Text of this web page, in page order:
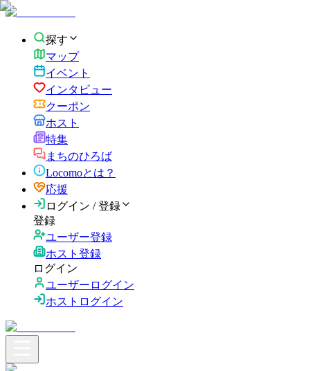
探す
マップ
イベント
インタビュー
クーポン
ホスト
特集
まちのひろば
Locomoとは？
応援
ログイン / 登録
登録
ユーザー登録
ホスト登録
ログイン
ユーザーログイン
ホストログイン